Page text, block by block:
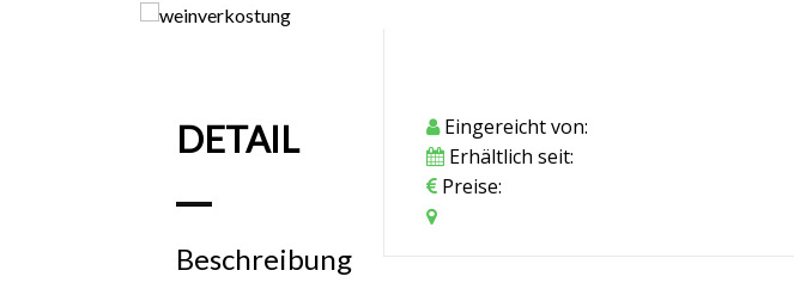
DETAIL
Beschreibung
Eingereicht von:
Erhältlich seit:
Preise: